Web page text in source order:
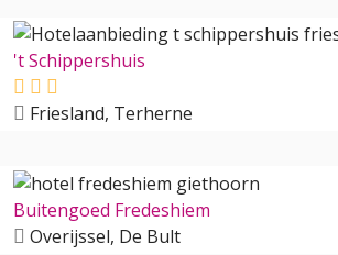
't Schippershuis
Friesland, Terherne
Buitengoed Fredeshiem
Overijssel, De Bult